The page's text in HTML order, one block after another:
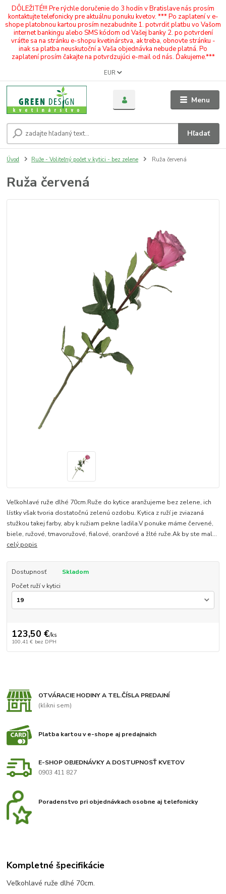
DÔLEŽITÉ!!! Pre rýchle doručenie do 3 hodín v Bratislave nás prosím
kontaktujte telefonicky pre aktuálnu ponuku kvetov. *** Po zaplatení v e-
shope platobnou kartou prosím nezabudnite 1. potvrdiť platbu vo Vašom
internet bankingu alebo SMS kódom od Vašej banky 2. po potvrdení
vráťte sa na stránku e-shopu kvetinárstva, ak treba, obnovte stránku -
inak sa platba neuskutoční a Vaša objednávka nebude platná. Po
zaplatení prosím čakajte na potvrdzujúci e-mail od nás. Ďakujeme.***
Menu
EUR
Hľadať
Úvod Ruže - Voliteľný počet v kytici - bez zelene Ruža červená
Ruža červená
Veľkohlavé ruže dlhé 70cm.Ruže do kytice aranžujeme bez zelene, ich
lístky však tvoria dostatočnú zelenú ozdobu. Kytica z ruží je zviazaná
stužkou takej farby, aby k ružiam pekne ladila.V ponuke máme červené,
biele, ružové, tmavoružové, fialové, oranžové a žlté ruže.Ak by ste mal...
celý popis
Dostupnosť
Skladom
Počet ruží v kytici
123,50 €/ks
100,41 € bez DPH
OTVÁRACIE HODINY A TEL.ČÍSLA PREDAJNÍ
(klikni sem)
Platba kartou v e-shope aj predajnaich
E-SHOP OBJEDNÁVKY A DOSTUPNOSŤ KVETOV
0903 411 827
Poradenstvo pri objednávkach osobne aj telefonicky
Kompletné špecifikácie
Veľkohlavé ruže dlhé 70cm.